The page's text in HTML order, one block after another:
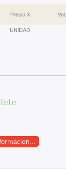
Precio X Vol.
UNIDAD